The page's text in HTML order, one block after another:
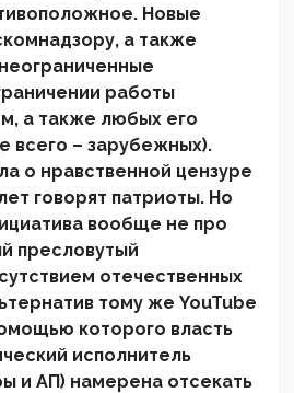
Новые
а также
работы
а также любых его
всего – зарубежных).
о нравственной цензуре
говорят патриоты. Но
вообще не про
пресловутый
отечественных
тому же YouTube
которого власть
исполнитель
и АП) намерена отсекать